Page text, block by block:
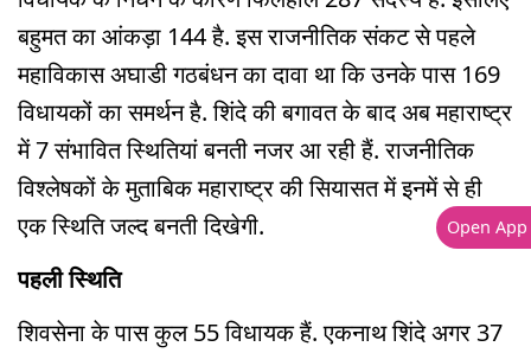
बहुमत का आंकड़ा 144 है. इस राजनीतिक संकट से पहले
महाविकास अघाडी गठबंधन का दावा था कि उनके पास 169
विधायकों का समर्थन है. शिंदे की बगावत के बाद अब महाराष्ट्र
में 7 संभावित स्थितियां बनती नजर आ रही हैं. राजनीतिक
विश्लेषकों के मुताबिक महाराष्ट्र की सियासत में इनमें से ही
एक स्थिति जल्द बनती दिखेगी.
पहली स्थिति
शिवसेना के पास कुल 55 विधायक हैं. एकनाथ शिंदे अगर 37
Open App